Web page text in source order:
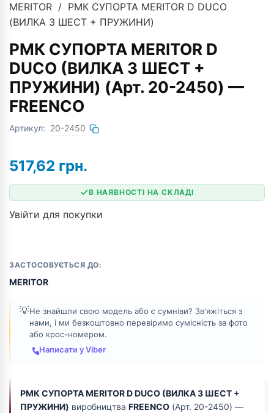
MERITOR / РМК СУПОРТА MERITOR D DUCO
(ВИЛКА З ШЕСТ + ПРУЖИНИ)
РМК СУПОРТА MERITOR D
DUCO (ВИЛКА З ШЕСТ +
ПРУЖИНИ) (Арт. 20-2450) —
FREENCO
Артикул: 20-2450
ЗАСТОСОВУЄТЬСЯ ДО:
MERITOR
💡Не знайшли свою модель або є сумніви? Зв'яжіться з
нами, і ми безкоштовно перевіримо сумісність за фото
або крос-номером.
Написати у Viber
517,62 грн.
В НАЯВНОСТІ НА СКЛАДІ
Увійти для покупки
РМК СУПОРТА MERITOR D DUCO (ВИЛКА З ШЕСТ +
ПРУЖИНИ) виробництва FREENCO (Арт. 20-2450) —